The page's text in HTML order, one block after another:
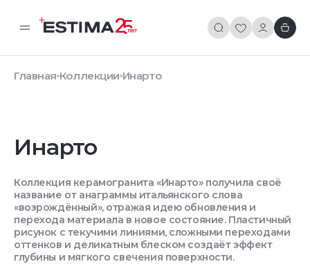
Главная Коллекции Инарто
Инарто
Коллекция керамогранита «Инарто» получила своё
название от анаграммы итальянского слова
«возрождённый», отражая идею обновления и
перехода материала в новое состояние. Пластичный
рисунок с текучими линиями, сложными переходами
оттенков и деликатным блеском создаёт эффект
глубины и мягкого свечения поверхности.